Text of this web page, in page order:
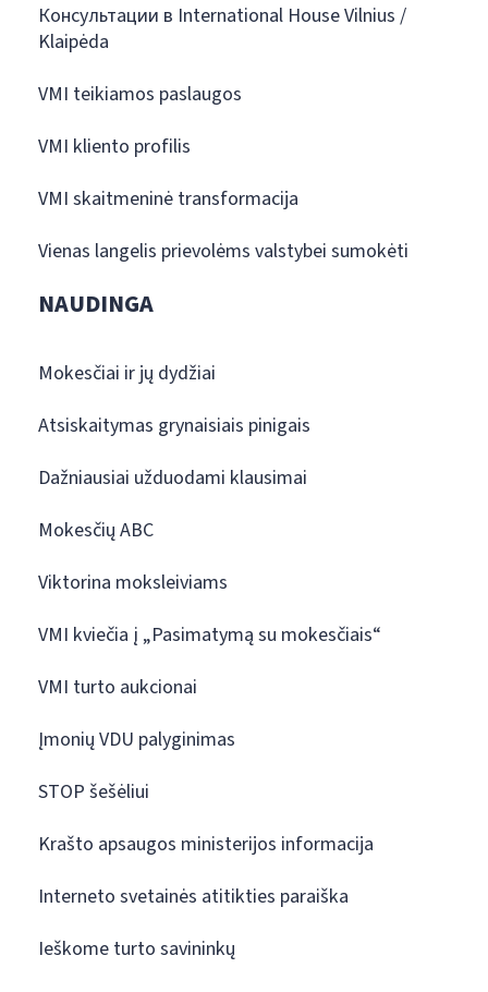
Консультации в International House Vilnius /
Klaipėda
VMI teikiamos paslaugos
VMI kliento profilis
VMI skaitmeninė transformacija
Vienas langelis prievolėms valstybei sumokėti
NAUDINGA
Mokesčiai ir jų dydžiai
Atsiskaitymas grynaisiais pinigais
Dažniausiai užduodami klausimai
Mokesčių ABC
Viktorina moksleiviams
VMI kviečia į „Pasimatymą su mokesčiais“
VMI turto aukcionai
Įmonių VDU palyginimas
STOP šešėliui
Krašto apsaugos ministerijos informacija
Interneto svetainės atitikties paraiška
Ieškome turto savininkų